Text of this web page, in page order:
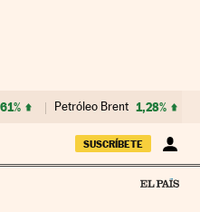
Petróleo Brent 1,28%
SUSCRÍBETE